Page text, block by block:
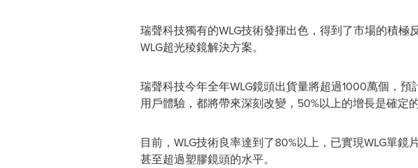
瑞聲科技獨有的WLG技術發揮出色，得到了市場的積
WLG超光稜鏡解決方案。
瑞聲科技今年全年WLG鏡頭出貨量將超過1000萬個，預
用戶體驗，都將帶來深刻改變，50%以上的增長是確定的
目前，WLG技術良率達到了80%以上，已實現WLG單
甚至超過塑膠鏡頭的水平。